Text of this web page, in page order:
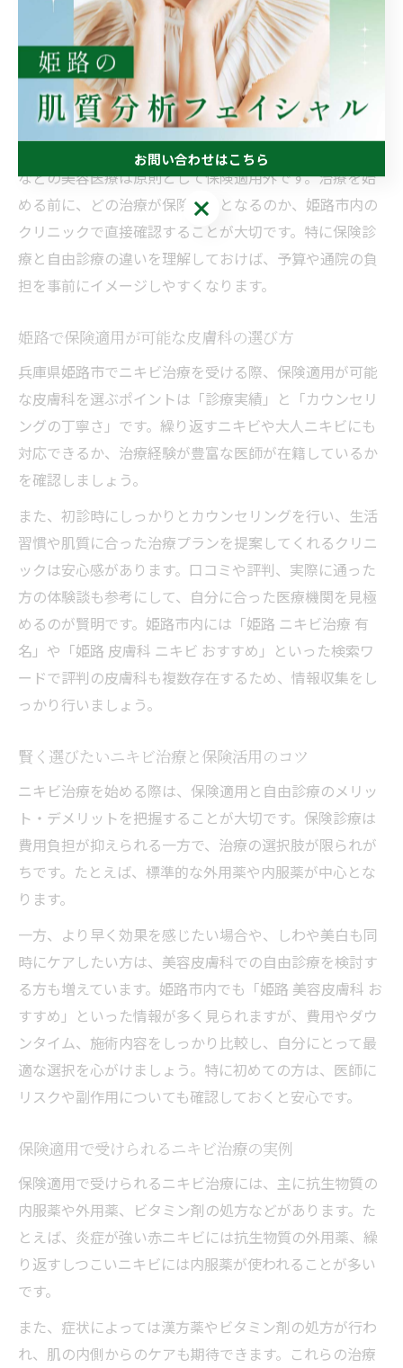
険適用」の基準です。保険が適用されるかどうかは、治
療の種類や症状の重さによって異なります。たとえば、
炎症性のニキビや繰り返しできるしつこいニキビには、
医師の診察のもとで処方薬や外用薬といった標準的な治
療が保険適用となるケースが多いです。
一方、美容目的や軽度なニキビ、ピーリングやレーザー
などの美容医療は原則として保険適用外です。治療を始
める前に、どの治療が保険対象となるのか、姫路市内の
クリニックで直接確認することが大切です。特に保険診
療と自由診療の違いを理解しておけば、予算や通院の負
担を事前にイメージしやすくなります。
姫路で保険適用が可能な皮膚科の選び方
兵庫県姫路市でニキビ治療を受ける際、保険適用が可能
な皮膚科を選ぶポイントは「診療実績」と「カウンセリ
ングの丁寧さ」です。繰り返すニキビや大人ニキビにも
対応できるか、治療経験が豊富な医師が在籍しているか
を確認しましょう。
また、初診時にしっかりとカウンセリングを行い、生活
習慣や肌質に合った治療プランを提案してくれるクリニ
ックは安心感があります。口コミや評判、実際に通った
方の体験談も参考にして、自分に合った医療機関を見極
めるのが賢明です。姫路市内には「姫路 ニキビ治療 有
名」や「姫路 皮膚科 ニキビ おすすめ」といった検索ワ
ードで評判の皮膚科も複数存在するため、情報収集をし
っかり行いましょう。
賢く選びたいニキビ治療と保険活用のコツ
ニキビ治療を始める際は、保険適用と自由診療のメリッ
ト・デメリットを把握することが大切です。保険診療は
費用負担が抑えられる一方で、治療の選択肢が限られが
ちです。たとえば、標準的な外用薬や内服薬が中心とな
ります。
一方、より早く効果を感じたい場合や、しわや美白も同
時にケアしたい方は、美容皮膚科での自由診療を検討す
る方も増えています。姫路市内でも「姫路 美容皮膚科 お
すすめ」といった情報が多く見られますが、費用やダウ
ンタイム、施術内容をしっかり比較し、自分にとって最
適な選択を心がけましょう。特に初めての方は、医師に
リスクや副作用についても確認しておくと安心です。
保険適用で受けられるニキビ治療の実例
保険適用で受けられるニキビ治療には、主に抗生物質の
内服薬や外用薬、ビタミン剤の処方などがあります。た
とえば、炎症が強い赤ニキビには抗生物質の外用薬、繰
り返すしつこいニキビには内服薬が使われることが多い
です。
また、症状によっては漢方薬やビタミン剤の処方が行わ
れ、肌の内側からのケアも期待できます。これらの治療
お問い合わせはこちら
お問い合わせはこちら